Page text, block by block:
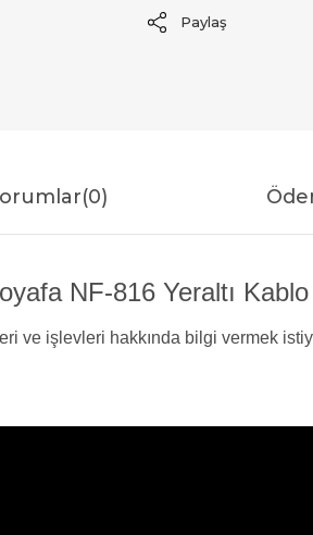
Paylaş
(0)
NF-816 Yeraltı
ve işlevleri hakkında bilgi vermek